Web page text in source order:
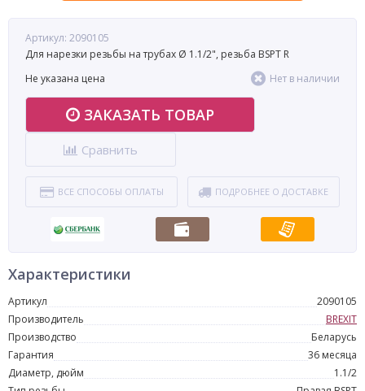
Артикул: 2090105
Для нарезки резьбы на трубах Ø 1.1/2", резьба BSPT R
Не указана цена
Нет в наличии
ЗАКАЗАТЬ ТОВАР
Сравнить
ВСЕ СПОСОБЫ ОПЛАТЫ ПОДРОБНЕЕ О ДОСТАВКЕ
Характеристики
Артикул
2090105
Производитель
BREXIT
Производство
Беларусь
Гарантия
36 месяца
Диаметр, дюйм
1.1/2